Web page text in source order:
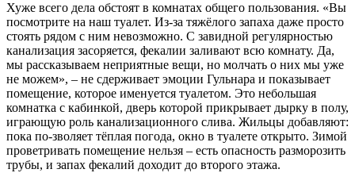
Хуже всего дела обстоят в комнатах общего пользования. «Вы
посмотрите на наш туалет. Из-за тяжёлого запаха даже просто
стоять рядом с ним невозможно. С завидной регулярностью
канализация засоряется, фекалии заливают всю комнату. Да,
мы рассказываем неприятные вещи, но молчать о них мы уже
не можем», – не сдерживает эмоции Гульнара и показывает
помещение, которое именуется туалетом. Это небольшая
комнатка с кабинкой, дверь которой прикрывает дырку в полу,
играющую роль канализационного слива. Жильцы добавляют:
пока по-зволяет тёплая погода, окно в туалете открыто. Зимой
проветривать помещение нельзя – есть опасность разморозить
трубы, и запах фекалий доходит до второго этажа.